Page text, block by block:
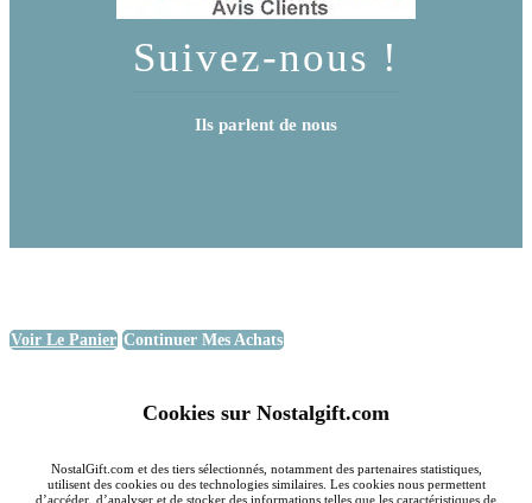
Suivez-nous !
Ils parlent de nous
Voir Le Panier Continuer Mes Achats
Cookies sur Nostalgift.com
NostalGift.com et des tiers sélectionnés, notamment des partenaires statistiques,
utilisent des cookies ou des technologies similaires. Les cookies nous permettent
d’accéder, d’analyser et de stocker des informations telles que les caractéristiques de